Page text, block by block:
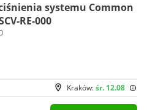
systemu Common
RE-000
Kraków:śr. 12.08